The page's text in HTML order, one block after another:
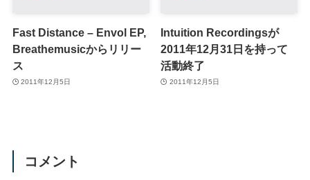
Fast Distance – Envol EP,
Breathemusicからリリー
ス
2011年12月5日
Intuition Recordingsが
2011年12月31日を持って
活動終了
2011年12月5日
コメント